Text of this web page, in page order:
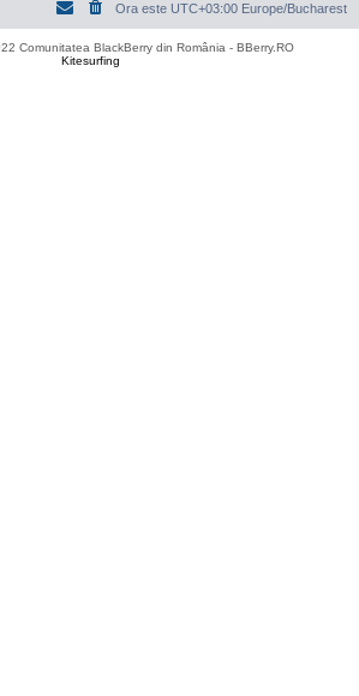
Ora este UTC+03:00 Europe/Bucharest
Comunitatea BlackBerry din România - BBerry.RO
Kitesurfing